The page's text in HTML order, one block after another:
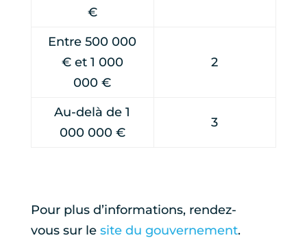
€
Entre 500 000
€ et 1 000
000 €
2
Au-delà de 1
000 000 €
3
Pour plus d’informations, rendez-
vous sur le site du gouvernement.